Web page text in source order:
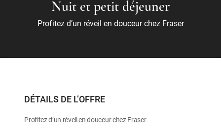
Nuit et petit déjeuner
Profitez d’un réveil en douceur chez Fraser
DÉTAILS DE L’OFFRE
Profitez d’un réveil en douceur chez Fraser